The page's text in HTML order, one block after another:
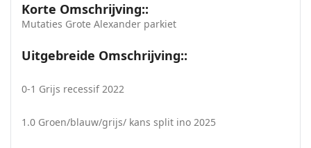
Korte Omschrijving::
Mutaties Grote Alexander parkiet
Uitgebreide Omschrijving::
0-1 Grijs recessif 2022
1.0 Groen/blauw/grijs/ kans split ino 2025